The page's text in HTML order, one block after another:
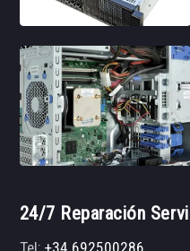
24/7 Reparación
Tel:+34 692500286